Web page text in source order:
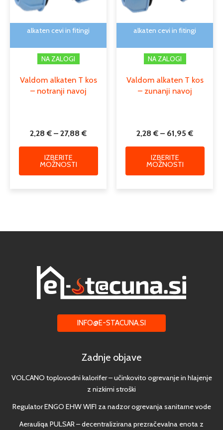
alkaten cevi in fitingi
NA ZALOGI
Valdom alkaten T kos
– notranji navoj
2,28€ – 27,88€
IZBERITE
MOŽNOSTI
izdelka
alkaten cevi in fitingi
NA ZALOGI
Valdom alkaten T kos
– zunanji navoj
2,28€ – 61,95€
IZBERITE
MOŽNOSTI
INFO@E-STACUNA.SI
Zadnje objave
VOLCANO toplovodni kalorifer – učinkovito ogrevanje in hlajenje
z nizkimi stroški
Regulator ENGO EHW WIFI za nadzor ogrevanja sanitarne vode
Aerauliqa PULSAR – decentralizirana prezračevalna enota z